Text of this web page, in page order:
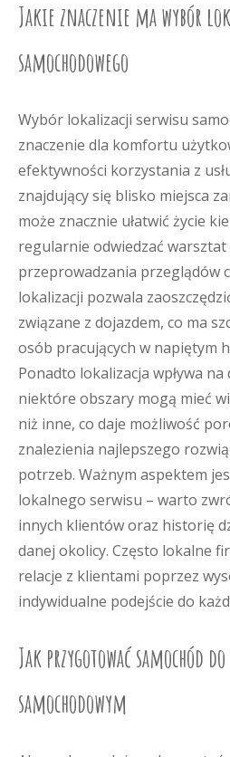
Jakie znaczenie ma wybór
samochodowego
Wybór lokalizacji serwisu
znaczenie dla komfortu
efektywności korzystania z
znajdujący się blisko miejsca
może znacznie ułatwić życie
regularnie odwiedzać warsztat
przeprowadzania przeglądów
lokalizacji pozwala
związane z dojazdem, co ma
osób pracujących w napiętym
Ponadto lokalizacja wpływa
niektóre obszary mogą mieć
niż inne, co daje możliwość
znalezienia najlepszego
potrzeb. Ważnym aspektem
lokalnego serwisu – warto
innych klientów oraz historię
danej okolicy. Często lokalne
relacje z klientami poprzez
indywidualne podejście do
Jak przygotować samochód
samochodowym